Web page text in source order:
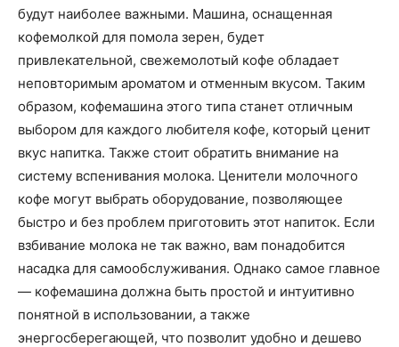
будут наиболее важными. Машина, оснащенная
кофемолкой для помола зерен, будет
привлекательной, свежемолотый кофе обладает
неповторимым ароматом и отменным вкусом. Таким
образом, кофемашина этого типа станет отличным
выбором для каждого любителя кофе, который ценит
вкус напитка. Также стоит обратить внимание на
систему вспенивания молока. Ценители молочного
кофе могут выбрать оборудование, позволяющее
быстро и без проблем приготовить этот напиток. Если
взбивание молока не так важно, вам понадобится
насадка для самообслуживания. Однако самое главное
— кофемашина должна быть простой и интуитивно
понятной в использовании, а также
энергосберегающей, что позволит удобно и дешево